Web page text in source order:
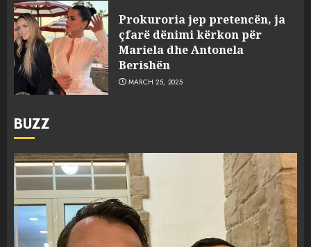
Prokuroria jep pretencën, ja
çfarë dënimi kërkon për
Mariela dhe Antonela
Berishën
MARCH 25, 2025
BUZZ